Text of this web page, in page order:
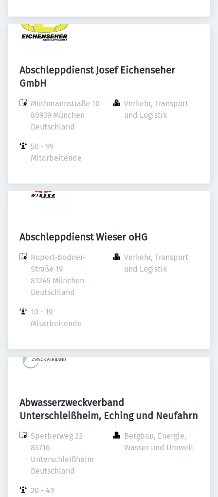
Abschleppdienst Josef Eichenseher
GmbH
Muthmannstraße 10
80939 München
Deutschland
Verkehr, Transport
und Logistik
50 - 99
Mitarbeitende
Abschleppdienst Wieser oHG
Rupert-Bodner-
Straße 19
81245 München
Deutschland
Verkehr, Transport
und Logistik
10 - 19
Mitarbeitende
Abwasserzweckverband
Unterschleißheim, Eching und Neufahrn
Sperberweg 22
85716
Unterschleißheim
Deutschland
Bergbau, Energie,
Wasser und Umwelt
20 - 49